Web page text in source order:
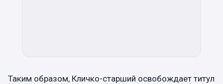
Таким образом, Кличко-старший освобождает титул